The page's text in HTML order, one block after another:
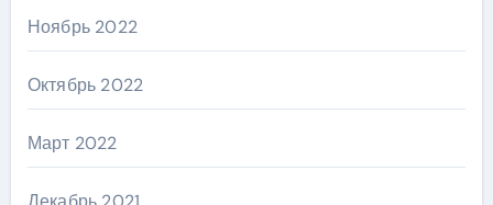
Ноябрь 2022
Октябрь 2022
Март 2022